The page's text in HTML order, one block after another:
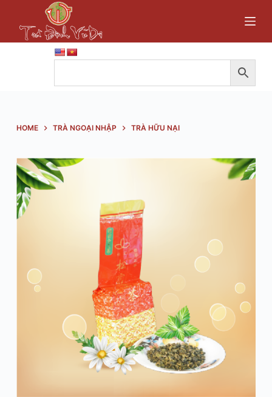
i
o
e
n
HOME TRÀ NGOẠI NHẬP TRÀ HỮU NẠI